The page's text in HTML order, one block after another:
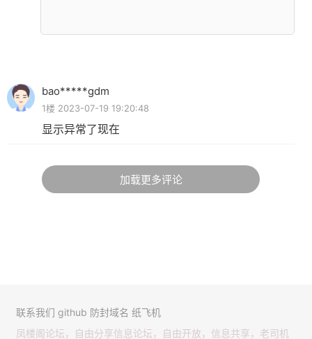
bao*****gdm
1楼 2023-07-19 19:20:48
显示异常了现在
加载更多评论
联系我们 github 防封域名 纸飞机
凤楼阁论坛，自由分享信息论坛，自由开放，信息共享，老司机